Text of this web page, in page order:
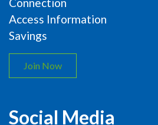
Connection
Access Information
Savings
Join Now
Social Media